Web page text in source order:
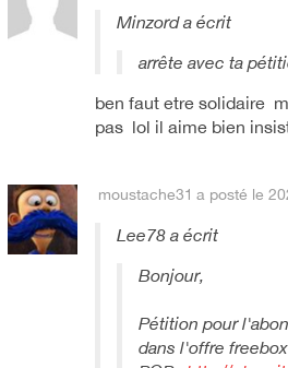
Minzord a écrit
arrête avec ta
ben faut etre solidaire
pas lol il aime bien
moustache31 a posté le
Lee78 a écrit
Bonjour,
Pétition pour
dans l'offre